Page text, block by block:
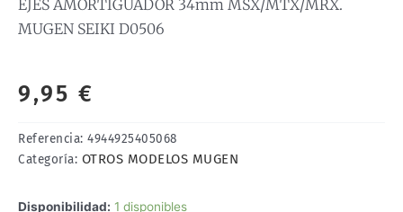
EJES AMORTIGUADOR 34mm MSX/MTX/MRX.
MUGEN SEIKI D0506
9,95 €
Referencia: 4944925405068
Categoría: OTROS MODELOS MUGEN
Disponibilidad: 1 disponibles
EJES